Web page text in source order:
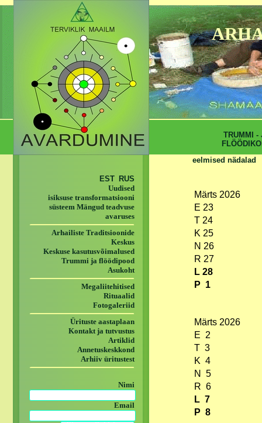
eelmised nädalad
Märts 2026
E 23
T 24
K 25
N 26
R 27
L 28
P 1
Märts 2026
E 2
T 3
K 4
N 5
R 6
L 7
P 8
EST RUS
Uudised
isiksuse transformatsiooni
süsteem Mängud teadvuse
avaruses
Arhailiste Traditsioonide
Keskus
Keskuse kasutusvõimalused
Trummi ja flöödipood
Asukoht
Megaliitehitised
Rituaalid
Fotogaleriid
Ürituste aastaplaan
Kontakt ja tutvustus
Artiklid
Annetuskeskkond
Arhiiv üritustest
Nimi
Email
TRUMMI -